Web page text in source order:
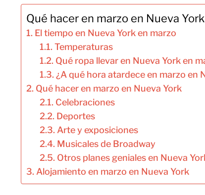
Qué hacer en marzo en Nueva
El tiempo en Nueva York en marzo
Temperaturas
Qué ropa llevar en Nueva York en
¿A qué hora atardece en marzo en
Qué hacer en marzo en Nueva York
Celebraciones
Deportes
Arte y exposiciones
Musicales de Broadway
Otros planes geniales en Nueva
Alojamiento en marzo en Nueva York